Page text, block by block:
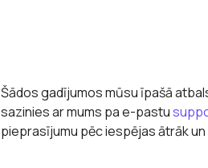
Šādos gadījumos mūsu īpašā
sazinies ar mums pa e-pastu
pieprasījumu pēc iespējas ātrāk